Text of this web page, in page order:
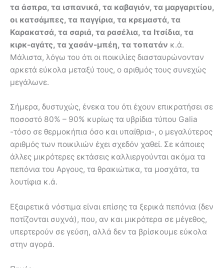
τα άσπρα, τα ισπανικά, τα καβαγιόν, τα μαργαριτίου,
οι κατσάμπες, τα παγγίρια, τα κρεμαστά, τα
Καρακατσά, τα σαριά, τα ρασέλια, τα Ιτσίδια, τα
κιρκ-αγάτς, τα χασάν-μπέη, τα τοπατάν κ.ά.
Μάλιστα, λόγω του ότι οι ποικιλίες διασταυρώνονταν
αρκετά εύκολα μεταξύ τους, ο αριθμός τους συνεχώς
μεγάλωνε.
Σήμερα, δυστυχώς, ένεκα του ότι έχουν επικρατήσει σε
ποσοστό 80% – 90% κυρίως τα υβρίδια τύπου Galia
-τόσο σε θερμοκήπια όσο και υπαίθρια-, ο μεγαλύτερος
αριθμός των ποικιλιών έχει σχεδόν χαθεί. Σε κάποιες
άλλες μικρότερες εκτάσεις καλλιεργούνται ακόμα τα
πεπόνια του Αργους, τα θρακιώτικα, τα μοσχάτα, τα
λουτίφια κ.ά.
Εξαιρετικά νόστιμα είναι επίσης τα ξερικά πεπόνια (δεν
ποτίζονται συχνά), που, αν και μικρότερα σε μέγεθος,
υπερτερούν σε γεύση, αλλά δεν τα βρίσκουμε εύκολα
στην αγορά.